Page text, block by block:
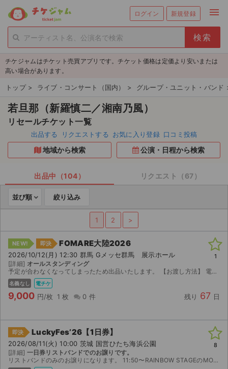
ログイン 新規登録 menu
person_add 新規会員登録
チケットを探す
新着チケット
値下げしたチケット
都道府県からチケットを探す
もうすぐ開催のチケット
チケットのリクエスト一覧
取扱チケット
ライブ・コンサート（国内）
ライブ・コンサート（海外）
イベント
スポーツ
ご利用ガイド
ご利用ガイド
チケジャムはチケット売買アプリです。チケット価格は定価より安いまたは
高い場合があります。
トップ > ライブ・コンサート（国内） > グループ・ユニット・バンド
若旦那（新羅慎⼆／湘南乃風）
リセールチケット一覧
出品する リクエストする お気に入り登録 口コミ投稿
地域から検索 公演・日程から検索
出品中（104） リクエスト（67）
並び順 絞り込み
1 2 >
NEW! 即決 FOMARE大陸2026
2026/10/12(月) 12:30 群馬 Gメッセ群馬 展示ホール
[詳細] オールスタンディング
予定が合わなくなってしまったため出品いたします。 【お渡し方法】 電子チケット（チケットぴあ）にて分配いたします。 分配可能になり次第、取引連絡にてURLをお送りします。 【注意...
名義なし 電チケ
9,000 円/枚 1 枚 0 件 残り 67 日
1
即決 LuckyFes’26【1日券】
2026/08/11(火) 10:00 茨城 国営ひたち海浜公園
[詳細] 一日券リストバンドでのお譲りです。
リストバンドのみのお譲りになります。 11:50〜RAINBOW STAGEのMONKEY MAJIKが終わり次第メインエントランス付近にてお渡しします。 駐車券は付きません。 速やかに出口に向...
8